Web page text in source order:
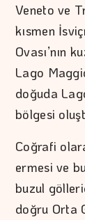
Veneto ve
kısmen
Ovası’nın
Lago
doğuda
bölgesi
Coğrafi
ermesi ve
buzul
doğru Orta